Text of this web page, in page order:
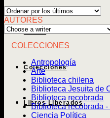
Temas
Colecciones
Libros Liberados
AUTORES
COLECCIONES
Antropología
Arte
Biblioteca chilena
Biblioteca Jesuita de
Biblioteca recobrada
Biblioteca recobrada
Ciencia Política